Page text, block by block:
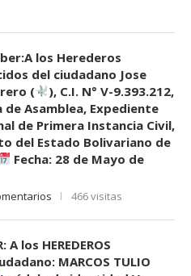
los Herederos
del ciudadano Jose
(
), C.I. N° V-9.393.212,
de Asamblea, Expediente
de Primera Instancia Civil,
del Estado Bolivariano de
Fecha: 28 de Mayo de
466 visitas
A los HEREDEROS
MARCOS TULIO